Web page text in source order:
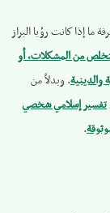
ما إذا كانت رؤيا البراز
من المشكلات، أو
. وبدلاً من
تفسير إسلامي شخصي
.